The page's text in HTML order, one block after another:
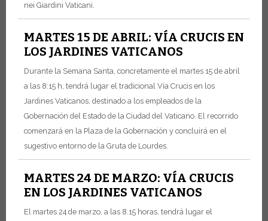
nei Giardini Vaticani.
MARTES 15 DE ABRIL: VÍA CRUCIS EN
LOS JARDINES VATICANOS
Durante la Semana Santa, concretamente el martes 15 de abril
a las 8:15 h, tendrá lugar el tradicional Vía Crucis en los
Jardines Vaticanos, destinado a los empleados de la
Gobernación del Estado de la Ciudad del Vaticano. El recorrido
comenzará en la Plaza de la Gobernación y concluirá en el
sugestivo entorno de la Gruta de Lourdes.
MARTES 24 DE MARZO: VÍA CRUCIS
EN LOS JARDINES VATICANOS
El martes 24 de marzo, a las 8.15 horas, tendrá lugar el